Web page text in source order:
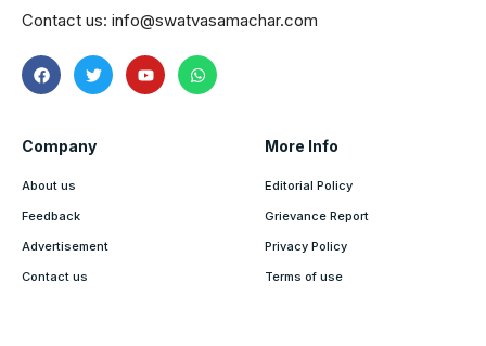
Contact us: info@swatvasamachar.com
Company
About us
Feedback
Advertisement
Contact us
More Info
Editorial Policy
Grievance Report
Privacy Policy
Terms of use